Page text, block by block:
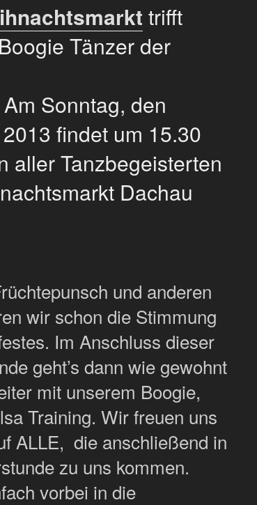
trifft
Tänzer der
Sonntag, den
findet um 15.30
aller Tanzbegeisterten
Dachau
und anderen
wir schon die Stimmung
Im Anschluss dieser
geht’s dann wie gewohnt
mit unserem Boogie,
Training. Wir freuen uns
ALLE, die anschließend in
zu uns kommen.
vorbei in die